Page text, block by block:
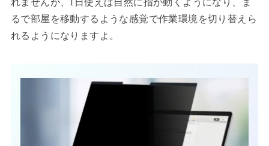
るで部屋を移動するような感覚で作業環境を切り替えら
れるようになりますよ。